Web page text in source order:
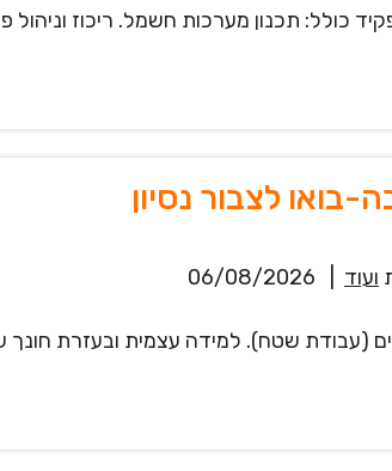
תכנון מערכות חשמל. ריכוז וניהול
לצבור נסיון
ועוד 06/08/2026
(עבודת שטח). למידה עצמית ובעזרת חונך